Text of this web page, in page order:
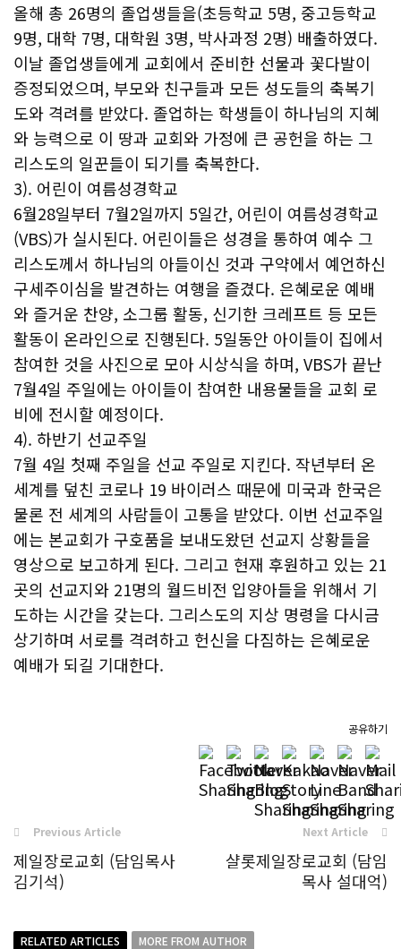
올해 총 26명의 졸업생들을(초등학교 5명, 중고등학교
9명, 대학 7명, 대학원 3명, 박사과정 2명) 배출하였다.
이날 졸업생들에게 교회에서 준비한 선물과 꽃다발이
증정되었으며, 부모와 친구들과 모든 성도들의 축복기
도와 격려를 받았다. 졸업하는 학생들이 하나님의 지혜
와 능력으로 이 땅과 교회와 가정에 큰 공헌을 하는 그
리스도의 일꾼들이 되기를 축복한다.
3). 어린이 여름성경학교
6월28일부터 7월2일까지 5일간, 어린이 여름성경학교
(VBS)가 실시된다. 어린이들은 성경을 통하여 예수 그
리스도께서 하나님의 아들이신 것과 구약에서 예언하신
구세주이심을 발견하는 여행을 즐겼다. 은혜로운 예배
와 즐거운 찬양, 소그룹 활동, 신기한 크레프트 등 모든
활동이 온라인으로 진행된다. 5일동안 아이들이 집에서
참여한 것을 사진으로 모아 시상식을 하며, VBS가 끝난
7월4일 주일에는 아이들이 참여한 내용물들을 교회 로
비에 전시할 예정이다.
4). 하반기 선교주일
7월 4일 첫째 주일을 선교 주일로 지킨다. 작년부터 온
세계를 덮친 코로나 19 바이러스 때문에 미국과 한국은
물론 전 세계의 사람들이 고통을 받았다. 이번 선교주일
에는 본교회가 구호품을 보내도왔던 선교지 상황들을
영상으로 보고하게 된다. 그리고 현재 후원하고 있는 21
곳의 선교지와 21명의 월드비전 입양아들을 위해서 기
도하는 시간을 갖는다. 그리스도의 지상 명령을 다시금
상기하며 서로를 격려하고 헌신을 다짐하는 은혜로운
예배가 되길 기대한다.
공유하기
Previous Article
제일장로교회 (담임목사
김기석)
Next Article
샬롯제일장로교회 (담임
목사 설대억)
RELATED ARTICLES
MORE FROM AUTHOR